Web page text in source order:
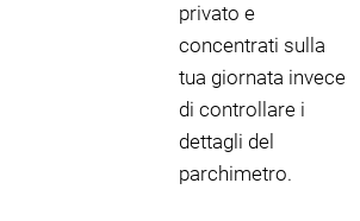
privato e
concentrati sulla
tua giornata invece
di controllare i
dettagli del
parchimetro.